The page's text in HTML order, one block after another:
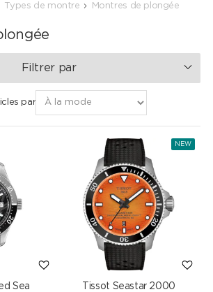
Types de montre Montres de plongée
Filtrer par
par
Sea
NEW
Tissot Seastar 2000